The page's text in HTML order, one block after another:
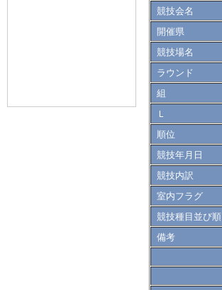
競技会名
開催県
競技場名
ラウンド
組
Ｌ
順位
競技年月日
競技内訳
室内フラグ
競技種目並び順
備考